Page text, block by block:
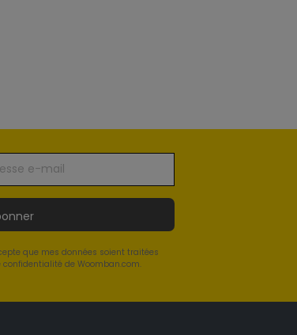
que mes données soient traitées
de Woomban.com.